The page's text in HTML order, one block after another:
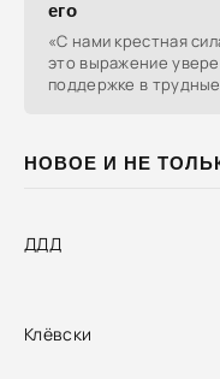
НОВОЕ И НЕ
ДДД
Клёвски
его
«С нами крестная
это выражение
поддержке в